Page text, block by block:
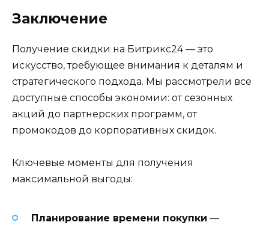
Заключение
Получение скидки на Битрикс24 — это
искусство, требующее внимания к деталям и
стратегического подхода. Мы рассмотрели все
доступные способы экономии: от сезонных
акций до партнерских программ, от
промокодов до корпоративных скидок.
Ключевые моменты для получения
максимальной выгоды:
Планирование времени покупки —